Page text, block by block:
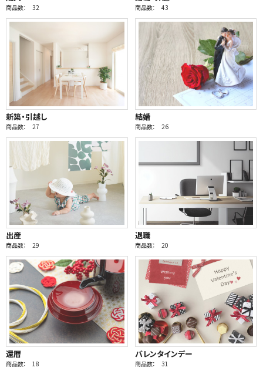
商品数： 32 商品数： 43
新築・引越し
商品数： 27
結婚
商品数： 26
出産
商品数： 29
退職
商品数： 20
還暦
商品数： 18
バレンタインデー
商品数： 31